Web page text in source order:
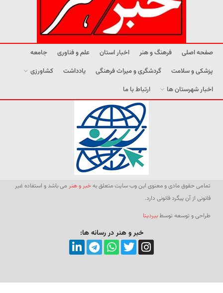
صفحه اصلی فرهنگ و هنر اخبار استان علم و فناوری
جامعه
پزشکی و سلامت
گردشگری و میراث فرهنگی یادداشت
کشاورزی
اخبار شهرستان ها
ارتباط با ما
تمامی حقوق مادی و معنوی این وب سایت متعلق بهخبر و هنر می باشد و استفاده غیر
قانونی از آن پیگرد قانونی دارد.
طراحی و توسعه توسطبیردیتا
خبر و هنر در رسانه ها: